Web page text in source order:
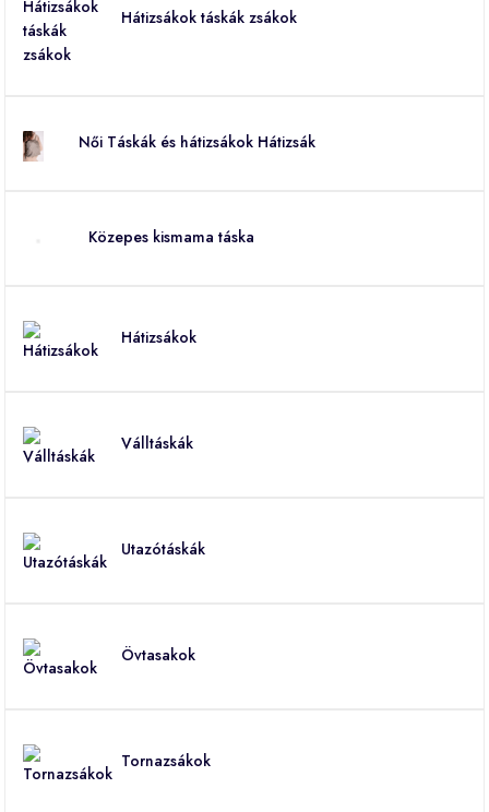
Hátizsákok táskák zsákok
Női Táskák és hátizsákok Hátizsák
Közepes kismama táska
Hátizsákok
Válltáskák
Utazótáskák
Övtasakok
Tornazsákok